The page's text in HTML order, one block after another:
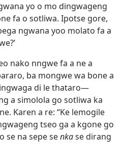
yo o mo dingwageng
fa o sotliwa. Ipotse gore,
ngwana yoo molato fa a
nako nngwe fa a ne a
ba mongwe wa bone a
di le thataro​—
a simolola go sotliwa ka
Karen a re: “Ke lemogile
tseo ga a kgone go
na sepe senkase dirang